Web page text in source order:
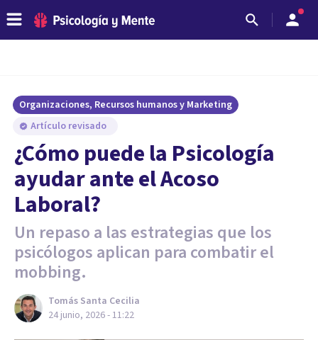
Organizaciones, Recursos humanos y Marketing
Artículo revisado
¿Cómo puede la Psicología
ayudar ante el Acoso
Laboral?
Un repaso a las estrategias que los
psicólogos aplican para combatir el
mobbing.
Tomás Santa Cecilia
24 junio, 2026 - 11:22